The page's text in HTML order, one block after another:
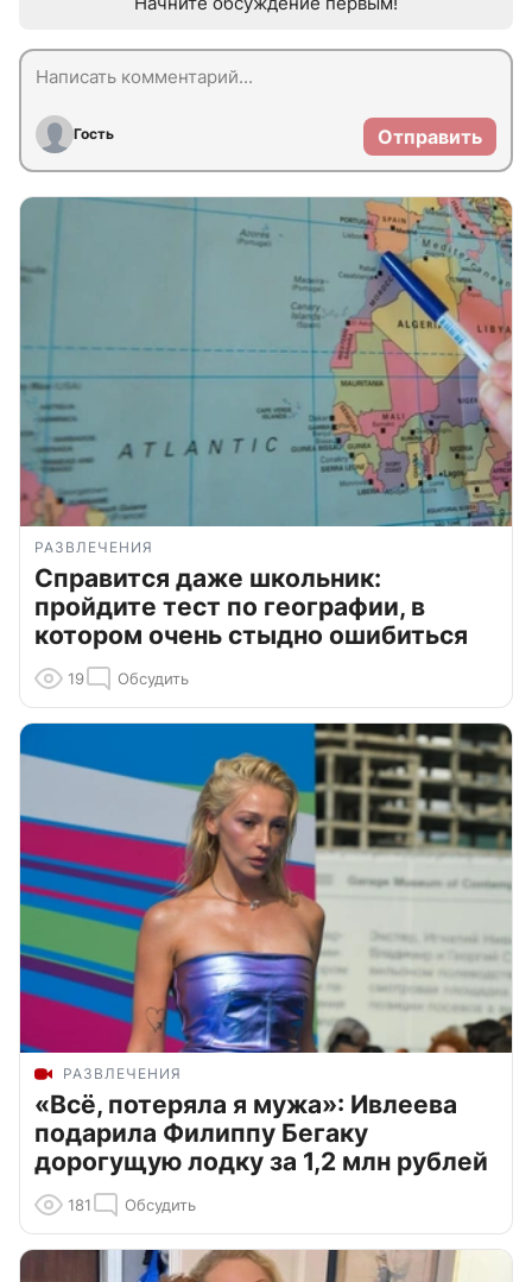
Гость Отправить
РАЗВЛЕЧЕНИЯ
Справится даже школьник:
пройдите тест по географии, в
котором очень стыдно ошибиться
19 Обсудить
РАЗВЛЕЧЕНИЯ
«Всё, потеряла я мужа»: Ивлеева
подарила Филиппу Бегаку
дорогущую лодку за 1,2 млн рублей
181 Обсудить